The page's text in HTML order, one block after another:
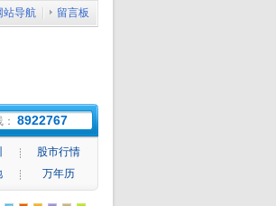
站导航 留言板
8922767
股市行情
万年历